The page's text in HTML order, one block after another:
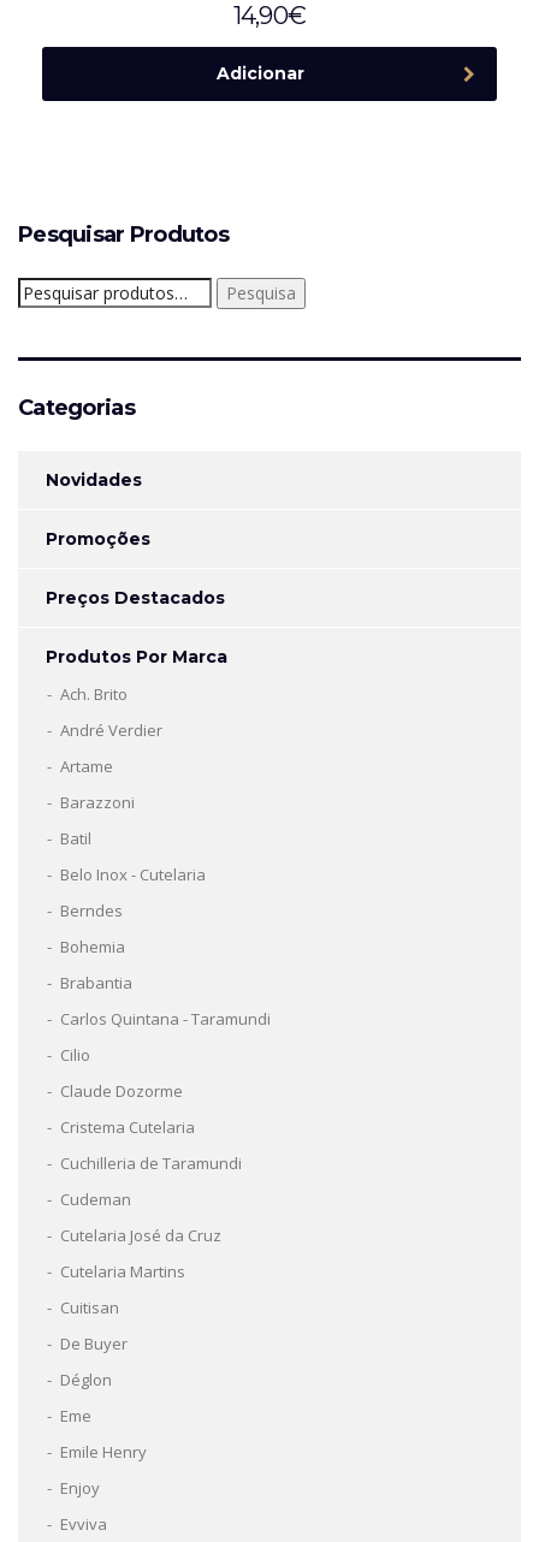
14,90€
Adicionar
Pesquisar Produtos
Pesquisar
por:
Pesquisa
Categorias
Novidades
Promoções
Preços Destacados
Produtos Por Marca
Ach. Brito
André Verdier
Artame
Barazzoni
Batil
Belo Inox - Cutelaria
Berndes
Bohemia
Brabantia
Carlos Quintana - Taramundi
Cilio
Claude Dozorme
Cristema Cutelaria
Cuchilleria de Taramundi
Cudeman
Cutelaria José da Cruz
Cutelaria Martins
Cuitisan
De Buyer
Déglon
Eme
Emile Henry
Enjoy
Evviva